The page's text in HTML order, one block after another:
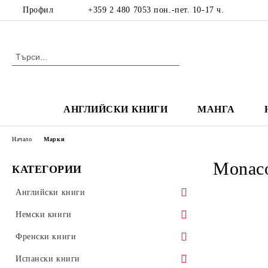
Профил +359 2 480 7053 пон.-пет. 10-17 ч.
АНГЛИЙСКИ КНИГИ МАНГА
КАТЕГОРИИ
Английски книги
Адаптирани и двуезични издания
Детски книги
Световна класика
Немски книги
Kниги за деца и юноши
Художествена литература на немски
Френски книги
Адаптирани и двуезични издания
Испански книги
Начало Марки